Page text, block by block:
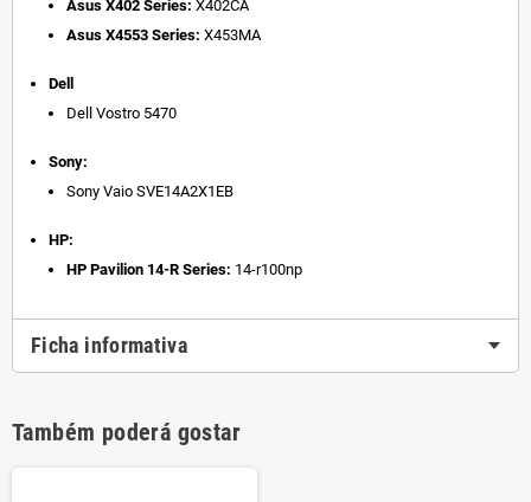
Asus X402 Series: X402CA
Asus X4553 Series: X453MA
Dell
Dell Vostro 5470
Sony:
Sony Vaio SVE14A2X1EB
HP:
HP Pavilion 14-R Series: 14-r100np
Ficha informativa
Também poderá gostar